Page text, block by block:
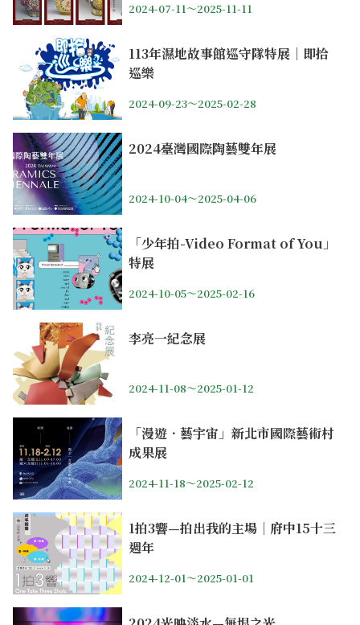
2024-07-11～2025-11-11
113年濕地故事館巡守隊特展｜即拾
巡樂
2024-09-23～2025-02-28
2024臺灣國際陶藝雙年展
2024-10-04～2025-04-06
「少年拍-Video Format of You」
特展
2024-10-05～2025-02-16
李亮一紀念展
2024-11-08～2025-01-12
「漫遊．藝宇宙」新北市國際藝術村
成果展
2024-11-18～2025-02-12
1拍3響—拍出我的主場｜府中15十三
週年
2024-12-01～2025-01-01